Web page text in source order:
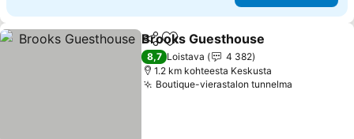
Jaa Lisää suosikkeihin
Brooks Guesthouse
8,7 Loistava
4 382
1.2 km kohteesta Keskusta
Boutique-vierastalon tunnelma